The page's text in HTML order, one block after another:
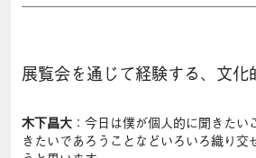
展覧会を通じて経験する、文化
木下昌大 ：今日は僕が個人的に聞きたい
きたいであろうことなどいろいろ織り交